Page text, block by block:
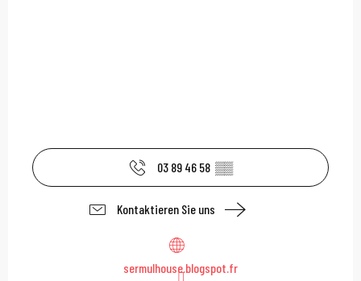
03 89 46 58 ▒▒
Kontaktieren Sie uns
sermulhouse.blogspot.fr